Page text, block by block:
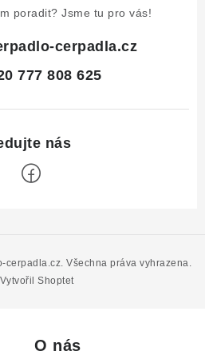
poradit? Jsme tu pro vás!
cerpadla.cz
777 808 625
Vytvořil Shoptet
cerpadla.cz. Všechna práva vyhrazena.
O nás